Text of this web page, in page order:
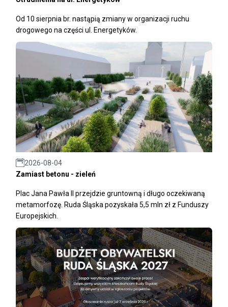
Od 10 sierpnia br. nastąpią zmiany w organizacji ruchu
drogowego na części ul. Energetyków.
2026-08-04
Zamiast betonu - zieleń
Plac Jana Pawła II przejdzie gruntowną i długo oczekiwaną
metamorfozę. Ruda Śląska pozyskała 5,5 mln zł z Funduszy
Europejskich.